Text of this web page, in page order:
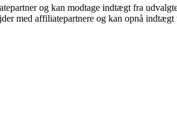
og kan modtage indtægt fra
med affiliatepartnere og kan opnå